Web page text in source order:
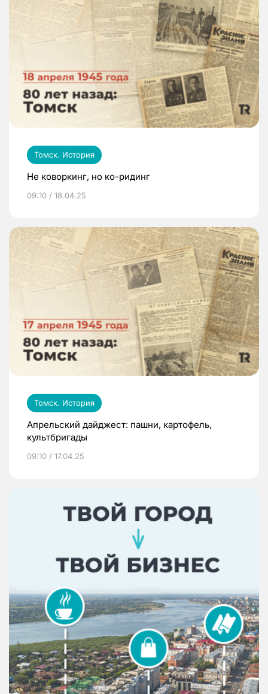
Томск. История
Не коворкинг, но ко-ридинг
09:10 / 18.04.25
Томск. История
Апрельский дайджест: пашни, картофель,
культбригады
09:10 / 17.04.25